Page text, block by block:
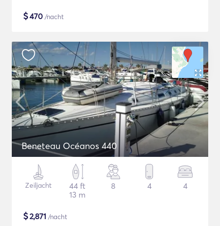
$470 /nacht
Beneteau Océanos 440
Zeiljacht
44 ft
13 m
8 4 4
$2,871 /nacht